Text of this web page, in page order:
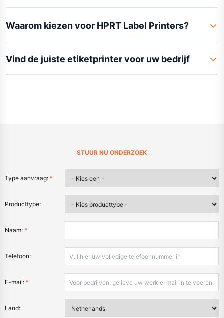
Waarom kiezen voor HPRT Label Printers?
Vind de juiste etiketprinter voor uw bedrijf
STUUR NU ONDERZOEK
Type aanvraag: *
Producttype:
Naam: *
Telefoon:
E-mail: *
Land: